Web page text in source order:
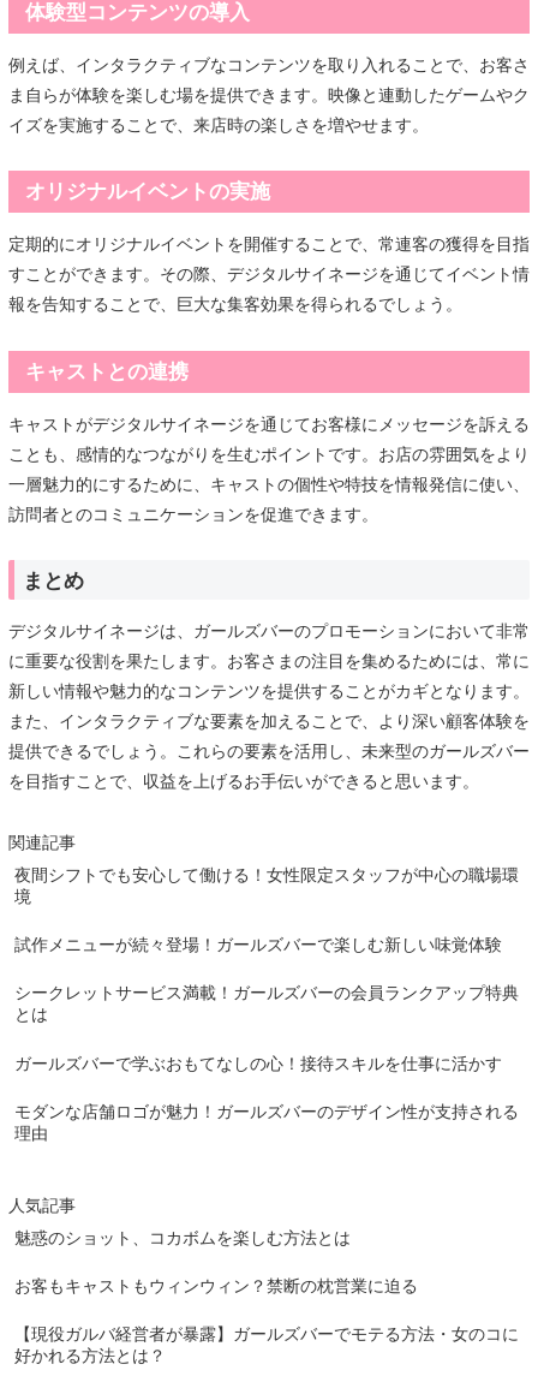
体験型コンテンツの導入
例えば、インタラクティブなコンテンツを取り入れることで、お客さ
ま自らが体験を楽しむ場を提供できます。映像と連動したゲームやク
イズを実施することで、来店時の楽しさを増やせます。
オリジナルイベントの実施
定期的にオリジナルイベントを開催することで、常連客の獲得を目指
すことができます。その際、デジタルサイネージを通じてイベント情
報を告知することで、巨大な集客効果を得られるでしょう。
キャストとの連携
キャストがデジタルサイネージを通じてお客様にメッセージを訴える
ことも、感情的なつながりを生むポイントです。お店の雰囲気をより
一層魅力的にするために、キャストの個性や特技を情報発信に使い、
訪問者とのコミュニケーションを促進できます。
まとめ
デジタルサイネージは、ガールズバーのプロモーションにおいて非常
に重要な役割を果たします。お客さまの注目を集めるためには、常に
新しい情報や魅力的なコンテンツを提供することがカギとなります。
また、インタラクティブな要素を加えることで、より深い顧客体験を
提供できるでしょう。これらの要素を活用し、未来型のガールズバー
を目指すことで、収益を上げるお手伝いができると思います。
関連記事
夜間シフトでも安心して働ける！女性限定スタッフが中心の職場環
境
試作メニューが続々登場！ガールズバーで楽しむ新しい味覚体験
シークレットサービス満載！ガールズバーの会員ランクアップ特典
とは
ガールズバーで学ぶおもてなしの心！接待スキルを仕事に活かす
モダンな店舗ロゴが魅力！ガールズバーのデザイン性が支持される
理由
人気記事
魅惑のショット、コカボムを楽しむ方法とは
お客もキャストもウィンウィン？禁断の枕営業に迫る
【現役ガルバ経営者が暴露】ガールズバーでモテる方法・女のコに
好かれる方法とは？